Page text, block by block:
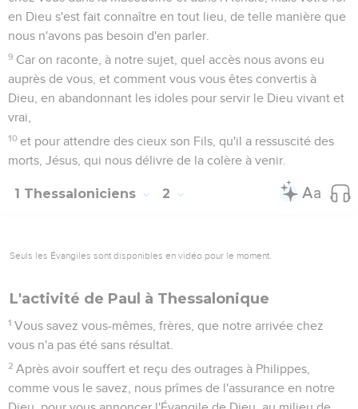
Oui, vous êtes notre gloire et notre joie.
1 Thessaloniciens 3
Seuls les Évangiles sont disponibles en vidéo pour le moment.
C'est pourquoi, impatients que nous étions, et nous
décidant à rester seuls à Athènes,
dans l'Évangile de Christ, pour vous affermir et vous exhorter
présentes ; car vous savez vous-mêmes que nous sommes
Et lorsque nous étions auprès de vous, nous vous
annoncions d'avance que nous serions exposés à des
tribulations, comme cela est arrivé, et comme vous le savez.
Ainsi, dans mon impatience, j'envoyai m'informer de votre
foi, dans la crainte que le tentateur ne vous eût tentés, et
que nous n'eussions travaillé en vain.